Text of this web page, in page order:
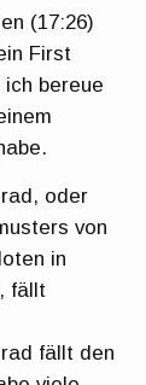
(17:26)
First
ich bereue
oder
von
in
fällt
fällt den